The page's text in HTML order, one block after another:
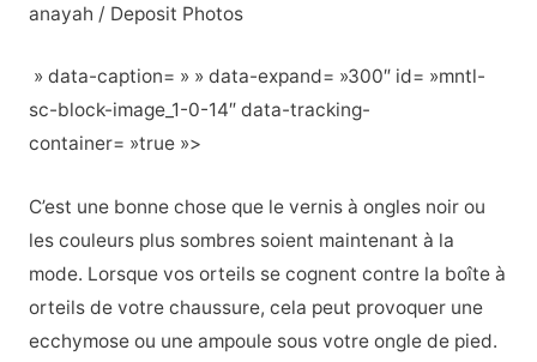
anayah / Deposit Photos
» data-caption= » » data-expand= »300″ id= »mntl-
sc-block-image_1-0-14″ data-tracking-
container= »true »>
C’est une bonne chose que le vernis à ongles noir ou
les couleurs plus sombres soient maintenant à la
mode. Lorsque vos orteils se cognent contre la boîte à
orteils de votre chaussure, cela peut provoquer une
ecchymose ou une ampoule sous votre ongle de pied.